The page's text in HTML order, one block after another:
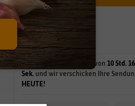
sofort lieferbar
gilt für 37
Bestellen Sie innerhalb von 10 Std.
Sek.und wir verschicken Ihre
HEUTE!